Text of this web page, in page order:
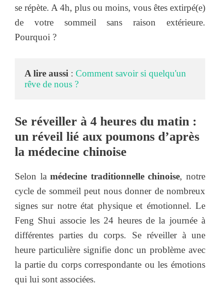
se répète. A 4h, plus ou moins, vous êtes extirpé(e)
de votre sommeil sans raison extérieure.
Pourquoi ?
A lire aussi : Comment savoir si quelqu'un
rêve de nous ?
Se réveiller à 4 heures du matin :
un réveil lié aux poumons d’après
la médecine chinoise
Selon lamédecine traditionnelle chinoise, notre
cycle de sommeil peut nous donner de nombreux
signes sur notre état physique et émotionnel. Le
Feng Shui associe les 24 heures de la journée à
différentes parties du corps. Se réveiller à une
heure particulière signifie donc un problème avec
la partie du corps correspondante ou les émotions
qui lui sont associées.